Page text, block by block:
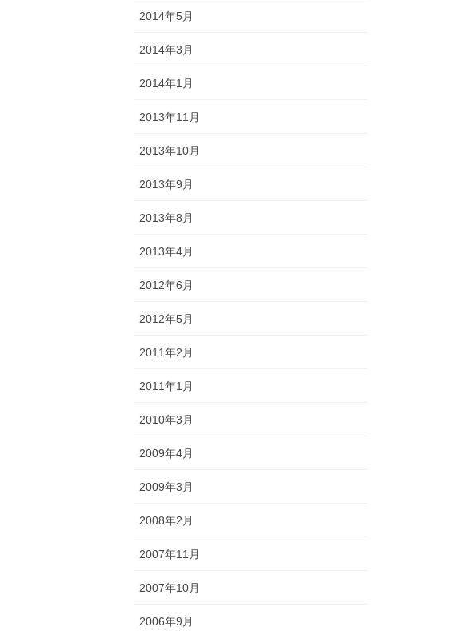
2014年5月
2014年3月
2014年1月
2013年11月
2013年10月
2013年9月
2013年8月
2013年4月
2012年6月
2012年5月
2011年2月
2011年1月
2010年3月
2009年4月
2009年3月
2008年2月
2007年11月
2007年10月
2006年9月